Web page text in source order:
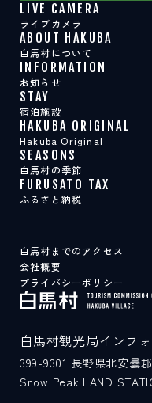
LIVE CAMERA
ライブカメラ
ABOUT HAKUBA
白馬村について
INFORMATION
お知らせ
STAY
宿泊施設
HAKUBA ORIGINAL
Hakuba Original
SEASONS
白馬村の季節
FURUSATO TAX
ふるさと納税
白馬村までのアクセス
会社概要
プライバシーポリシー
白馬村観光局インフ
399-9301 長野県北安曇
Snow Peak LAND